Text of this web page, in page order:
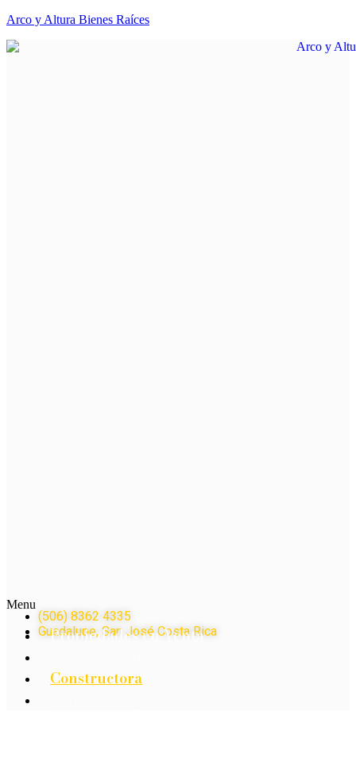
Arco y Altura Bienes Raíces
(506) 8362 4335
Guadalupe, San José Costa Rica
Menu
Propiedades en Venta
Constructora